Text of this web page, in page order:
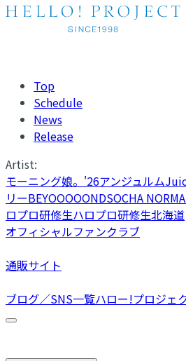
Top
Schedule
News
Release
Artist:
モーニング娘。'26アンジュルム
リーBEYOOOOONDSOCHA NORMA
ロプロ研修生ハロプロ研修生北海道
オフィシャルファンクラブ
通販サイト
ブログ／SNS一覧ハロー!プロジェ